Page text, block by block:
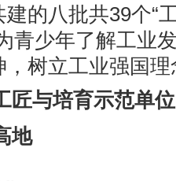
的八批共39个“
青少年了解工业
树立工业强国
匠与培育示范单位
地